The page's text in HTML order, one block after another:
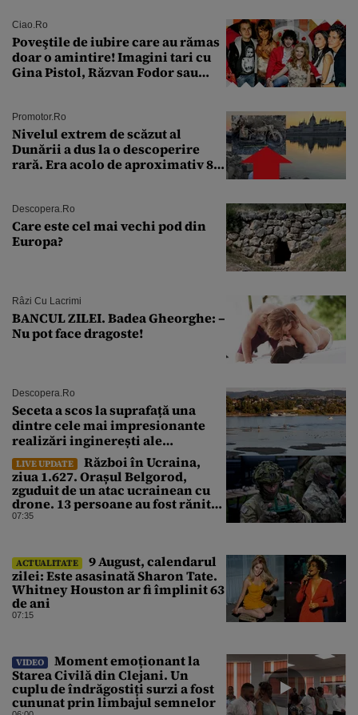
Ciao.ro
Poveştile de iubire care au rămas
doar o amintire! Imagini tari cu
Gina Pistol, Răzvan Fodor sau
Promotor.ro
Nivelul extrem de scăzut al
Dunării a dus la o descoperire
rară. Era acolo de aproximativ 80
Descopera.ro
Care este cel mai vechi pod din
Europa?
Râzi Cu Lacrimi
BANCUL ZILEI. Badea Gheorghe: –
Nu pot face dragoste!
Descopera.ro
Seceta a scos la suprafață una
dintre cele mai impresionante
realizări inginerești ale
Imperiului Roman
LIVE UPDATE
Război în Ucraina,
ziua 1.627. Orașul Belgorod,
zguduit de un atac ucrainean cu
drone. 13 persoane au fost rănite
și mai multe clădiri, incendiate
07:35
ACTUALITATE
9 August, calendarul
zilei: Este asasinată Sharon Tate.
Whitney Houston ar fi împlinit 63
de ani
07:15
VIDEO
Moment emoționant la
Starea Civilă din Clejani. Un
cuplu de îndrăgostiți surzi a fost
cununat prin limbajul semnelor